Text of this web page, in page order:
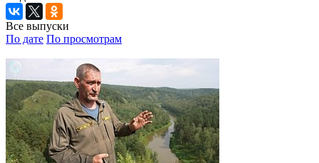
Все выпуски
По дате По просмотрам